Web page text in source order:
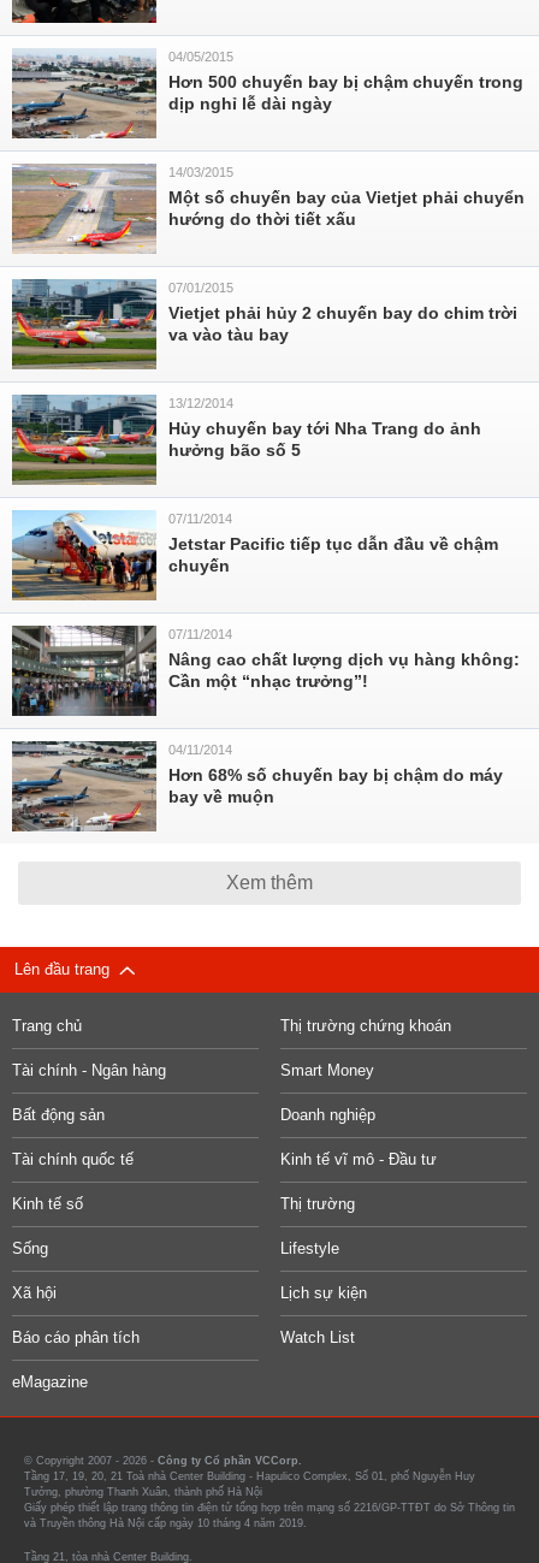
04/05/2015
Hơn 500 chuyến bay bị chậm chuyến trong
dịp nghỉ lễ dài ngày
14/03/2015
Một số chuyến bay của Vietjet phải chuyển
hướng do thời tiết xấu
07/01/2015
Vietjet phải hủy 2 chuyến bay do chim trời
va vào tàu bay
13/12/2014
Hủy chuyến bay tới Nha Trang do ảnh
hưởng bão số 5
07/11/2014
Jetstar Pacific tiếp tục dẫn đầu về chậm
chuyến
07/11/2014
Nâng cao chất lượng dịch vụ hàng không:
Cần một “nhạc trưởng”!
04/11/2014
Hơn 68% số chuyến bay bị chậm do máy
bay về muộn
Xem thêm
Lên đầu trang
Trang chủ Thị trường chứng khoán
Tài chính - Ngân hàng Smart Money
Bất động sản Doanh nghiệp
Tài chính quốc tế Kinh tế vĩ mô - Đầu tư
Kinh tế số Thị trường
Sống Lifestyle
Xã hội Lịch sự kiện
Báo cáo phân tích Watch List
eMagazine
© Copyright 2007 - 2026 - Công ty Cổ phần VCCorp.
Tầng 17, 19, 20, 21 Toà nhà Center Building - Hapulico Complex, Số 01, phố Nguyễn Huy
Tưởng, phường Thanh Xuân, thành phố Hà Nội
Giấy phép thiết lập trang thông tin điện tử tổng hợp trên mạng số 2216/GP-TTĐT do Sở Thông tin
và Truyền thông Hà Nội cấp ngày 10 tháng 4 năm 2019.
Tầng 21, tòa nhà Center Building.